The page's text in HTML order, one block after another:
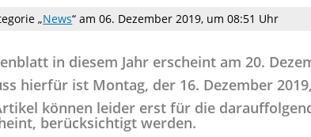
„News“am 06. Dezember 2019, um 08:51 Uhr
in diesem Jahr erscheint am 20.
hierfür ist Montag, der 16. Dezember
können leider erst für die
berücksichtigt werden.